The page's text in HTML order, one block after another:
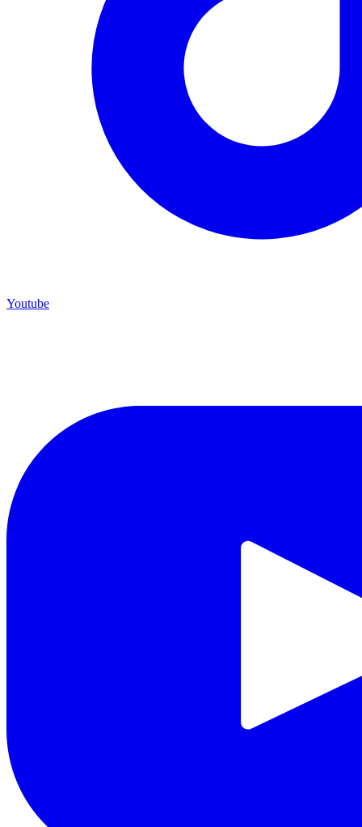
Youtube